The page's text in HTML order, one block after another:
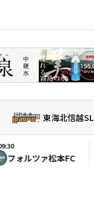
東海北信越SL
ァ松本FC